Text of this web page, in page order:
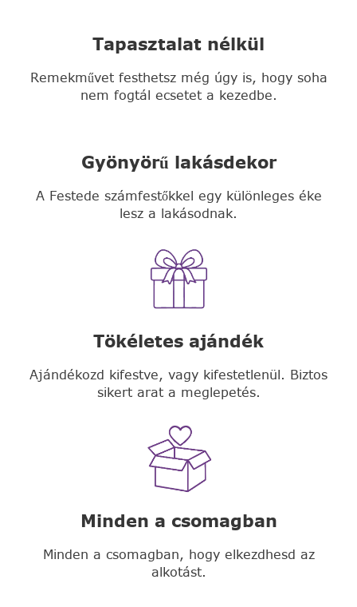
Tapasztalat nélkül
Remekművet festhetsz még úgy is, hogy soha
nem fogtál ecsetet a kezedbe.
Gyönyörű lakásdekor
A Festede számfestőkkel egy különleges éke
lesz a lakásodnak.
Tökéletes ajándék
Ajándékozd kifestve, vagy kifestetlenül. Biztos
sikert arat a meglepetés.
Minden a csomagban
Minden a csomagban, hogy elkezdhesd az
alkotást.